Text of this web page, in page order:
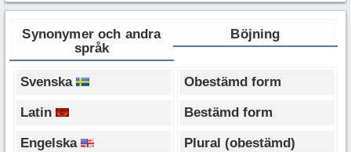
Synonymer och andra
språk
Böjning
Svenska
Latin
Engelska
Obestämd form
Bestämd form
Plural (obestämd)